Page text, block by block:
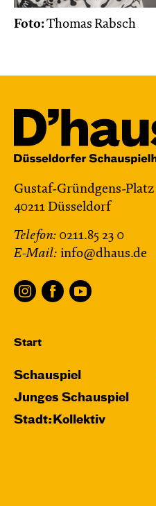
Foto:Thomas Rabsch
Gustaf-Gründgens-Platz
40211 Düsseldorf
Telefon: 0211.85 23 0
E-Mail: info@dhaus.de
Start
Schauspiel
Junges Schauspiel
Stadt:Kollektiv